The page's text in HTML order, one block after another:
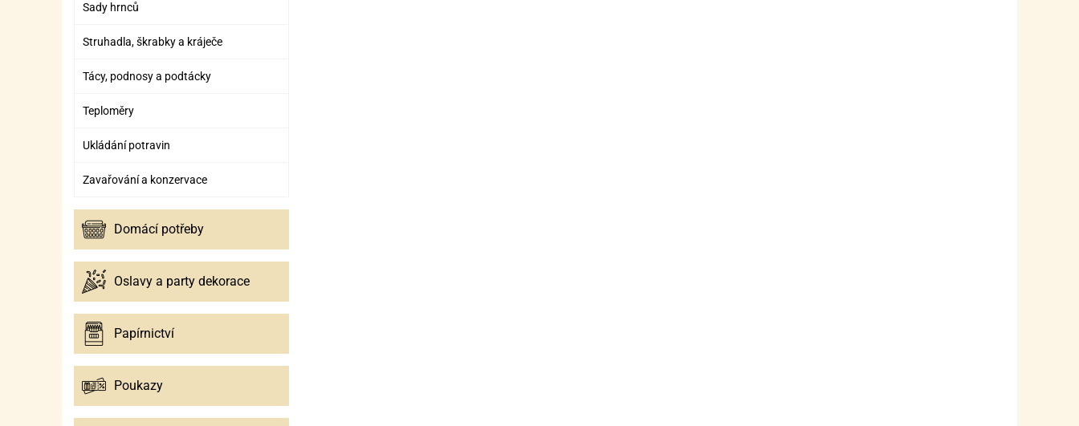
Sady hrnců
Struhadla, škrabky a kráječe
Tácy, podnosy a podtácky
Teploměry
Ukládání potravin
Zavařování a konzervace
Domácí potřeby
Oslavy a party dekorace
Papírnictví
Poukazy